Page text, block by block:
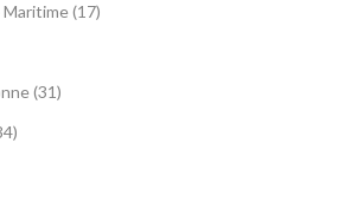
(17)
(31)